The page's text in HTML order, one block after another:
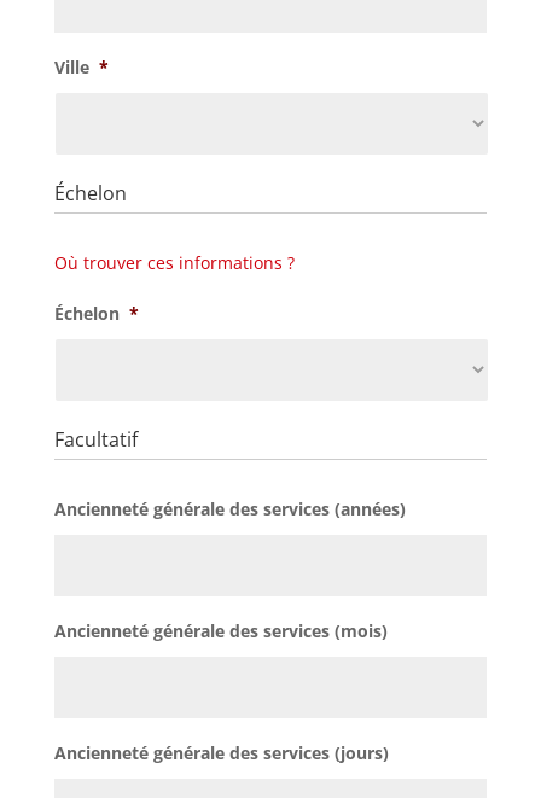
Ville *
Échelon
Où trouver ces informations ?
Échelon *
Facultatif
Ancienneté générale des services (années)
Ancienneté générale des services (mois)
Ancienneté générale des services (jours)